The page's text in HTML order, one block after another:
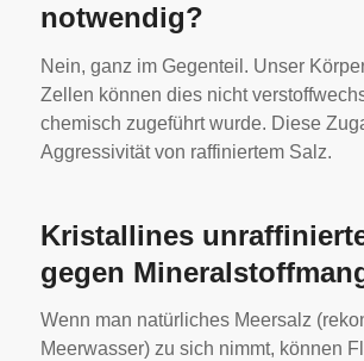
notwendig?
Nein, ganz im Gegenteil. Unser
Zellen können dies nicht
chemisch zugeführt wurde. Diese
Aggressivität von raffiniertem Salz.
Kristallines
gegen
Wenn man natürliches Meersalz
Meerwasser) zu sich nimmt, können